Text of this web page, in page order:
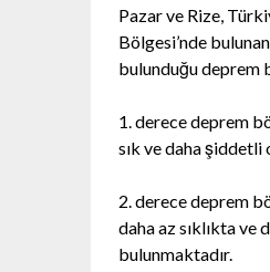
Pazar ve Rize,
Bölgesi’nde
bulunduğu deprem
1. derece deprem
sık ve daha şiddetli
2. derece deprem
daha az sıklıkta
bulunmaktadır.